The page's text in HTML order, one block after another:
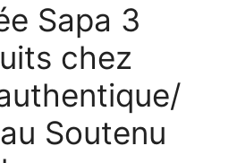
Sapa 3
chez
Soutenu